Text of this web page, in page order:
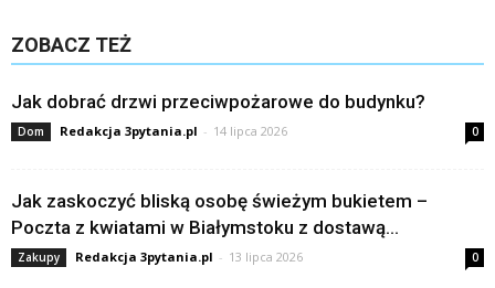
ZOBACZ TEŻ
Jak dobrać drzwi przeciwpożarowe do budynku?
Dom Redakcja 3pytania.pl - 14 lipca 2026 0
Jak zaskoczyć bliską osobę świeżym bukietem –
Poczta z kwiatami w Białymstoku z dostawą...
Zakupy Redakcja 3pytania.pl - 13 lipca 2026 0